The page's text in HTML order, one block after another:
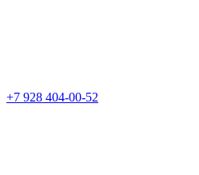
+7 928 404-00-52